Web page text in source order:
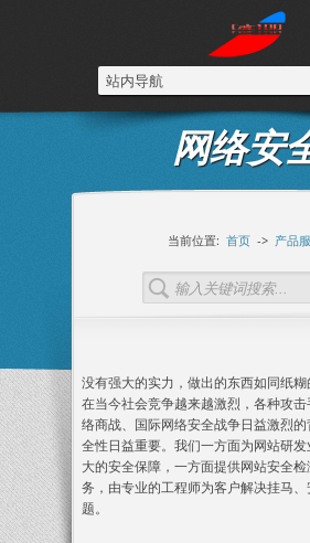
网络安
当前位置: 首页 -> 产品
没有强大的实力，做出的东西如同纸糊
在当今社会竞争越来越激烈，各种攻击
络商战、国际网络安全战争日益激烈
全性日益重要。我们一方面为网站研
大的安全保障，一方面提供网站安全
务，由专业的工程师为客户解决挂马、
题。